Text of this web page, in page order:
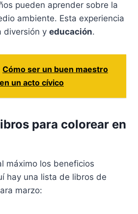
pueden aprender sobre la
ambiente. Esta experiencia
diversión y educación.
Cómo ser un buen maestro
un acto cívico
para colorear en
máximo los beneficios
hay una lista de libros de
marzo: